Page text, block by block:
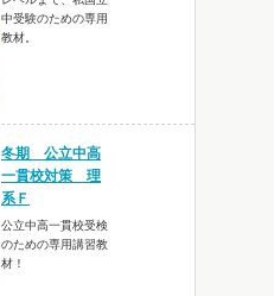
中受験のための専用
教材。
冬期 公立中高
一貫校対策 理
系Ｆ
公立中高一貫校受検
のための専用講習教
材！